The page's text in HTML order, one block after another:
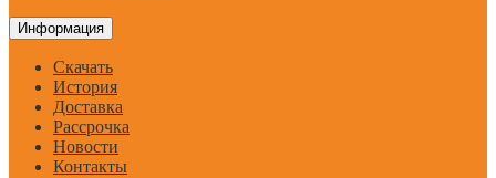
Информация
Скачать
История
Доставка
Рассрочка
Новости
Контакты